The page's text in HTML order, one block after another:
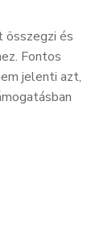
összegzi és
Fontos
jelenti azt,